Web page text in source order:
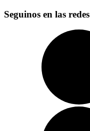
Seguinos en las redes